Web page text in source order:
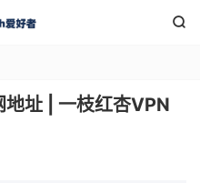

址 | 一枝红杏VPN